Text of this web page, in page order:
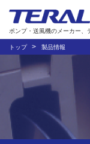
ポンプ・送風機のメーカー、
トップ 製品情報